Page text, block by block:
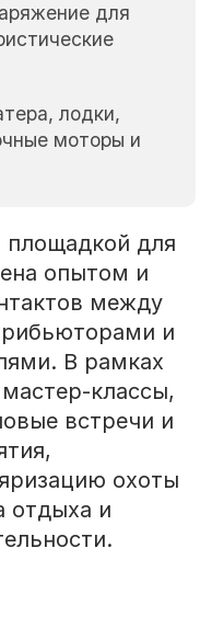
для
лодки,
моторы и
площадкой для
опытом и
между
и
В рамках
классы,
встречи и
охоты
отдыха и